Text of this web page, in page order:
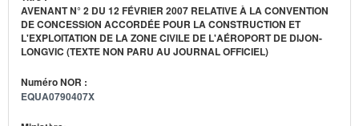
AVENANT N° 2 DU 12 FÉVRIER 2007 RELATIVE À LA CONVENTION
DE CONCESSION ACCORDÉE POUR LA CONSTRUCTION ET
L'EXPLOITATION DE LA ZONE CIVILE DE L'AÉROPORT DE DIJON-
LONGVIC (TEXTE NON PARU AU JOURNAL OFFICIEL)
Numéro NOR :
EQUA0790407X